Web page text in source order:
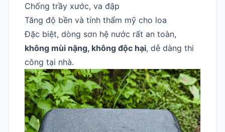
Chống trầy xước, va đập
Tăng độ bền và tính thẩm mỹ cho loa
Đặc biệt, dòng sơn hệ nước rất an toàn,
không mùi nặng, không độc hại, dễ dàng thi
công tại nhà.